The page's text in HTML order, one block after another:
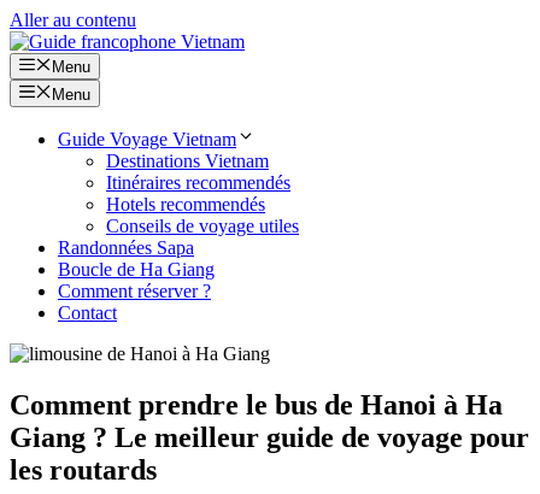
Aller au contenu
Menu
Menu
Guide Voyage Vietnam
Destinations Vietnam
Itinéraires recommendés
Hotels recommendés
Conseils de voyage utiles
Randonnées Sapa
Boucle de Ha Giang
Comment réserver ?
Contact
Comment prendre le bus de Hanoi à Ha
Giang ? Le meilleur guide de voyage pour
les routards